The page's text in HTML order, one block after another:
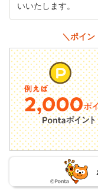
いいたします。
＼ポイン